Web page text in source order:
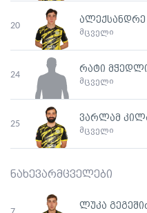
20
მცველი
24
რატი
მცველი
25
ვარლამ
მცველი
ნახევარმცველები
ლუკა